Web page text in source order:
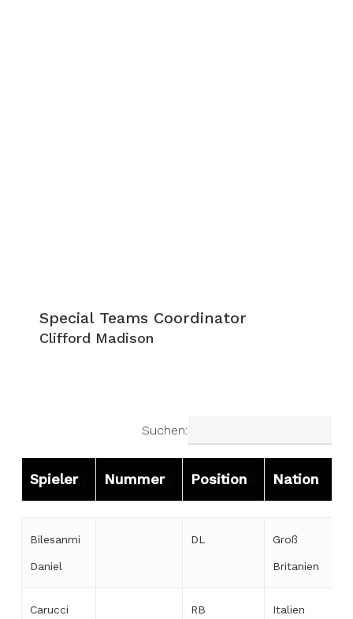
Special Teams Coordinator
Clifford Madison
Suchen:
Spieler Nummer Position Nation
Bilesanmi
Daniel
DL Groß
Britanien
Carucci RB Italien